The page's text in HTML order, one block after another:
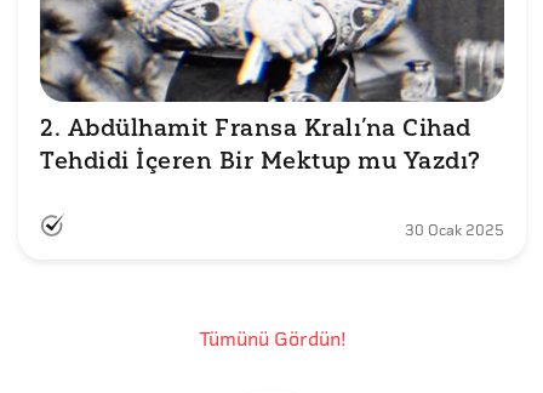
2. Abdülhamit Fransa Kralı’na Cihad
Tehdidi İçeren Bir Mektup mu Yazdı?
30 Ocak 2025
Tümünü Gördün!